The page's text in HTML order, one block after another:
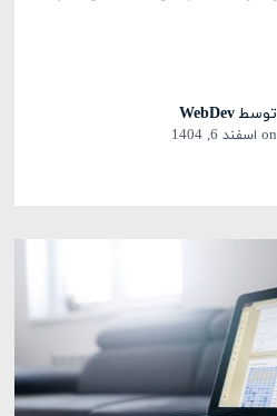
توسطWebDev
on اسفند 6, 1404